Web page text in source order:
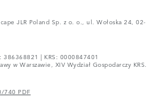
JLR Poland Sp. z o. o., ul. Wołoska 24, 02-
| KRS: 0000847401
w Warszawie, XIV Wydział Gospodarczy KRS.
740 PDF